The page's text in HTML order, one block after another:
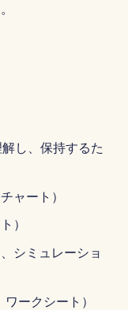
し、保持するた
ャート）
）
シミュレーショ
ークシート）